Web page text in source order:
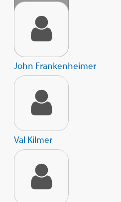
John Frankenheimer
Val Kilmer